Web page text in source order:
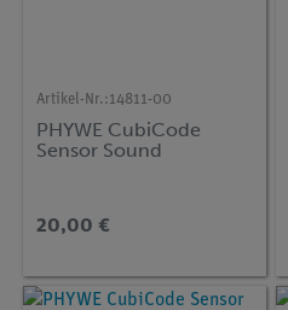
Artikel-Nr.:14811-00
PHYWE CubiCode
Sensor Sound
20,00 €